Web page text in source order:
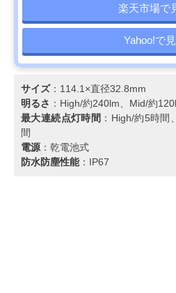
楽天市場で
Yahoo!で
サイズ：114.1×直径32.8mm
明るさ ：High/約240lm、Mid/約
最大連続点灯時間 ：High/約5時間
間
電源 ：乾電池式
防水防塵性能：IP67